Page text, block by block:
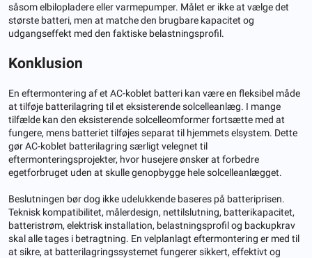
såsom elbilopladere eller varmepumper. Målet er ikke at vælge det
største batteri, men at matche den brugbare kapacitet og
udgangseffekt med den faktiske belastningsprofil.
Konklusion
En eftermontering af et AC-koblet batteri kan være en fleksibel måde
at tilføje batterilagring til et eksisterende solcelleanlæg. I mange
tilfælde kan den eksisterende solcelleomformer fortsætte med at
fungere, mens batteriet tilføjes separat til hjemmets elsystem. Dette
gør AC-koblet batterilagring særligt velegnet til
eftermonteringsprojekter, hvor husejere ønsker at forbedre
egetforbruget uden at skulle genopbygge hele solcelleanlægget.
Beslutningen bør dog ikke udelukkende baseres på batteriprisen.
Teknisk kompatibilitet, målerdesign, nettilslutning, batterikapacitet,
batteristrøm, elektrisk installation, belastningsprofil og backupkrav
skal alle tages i betragtning. En velplanlagt eftermontering er med til
at sikre, at batterilagringssystemet fungerer sikkert, effektivt og